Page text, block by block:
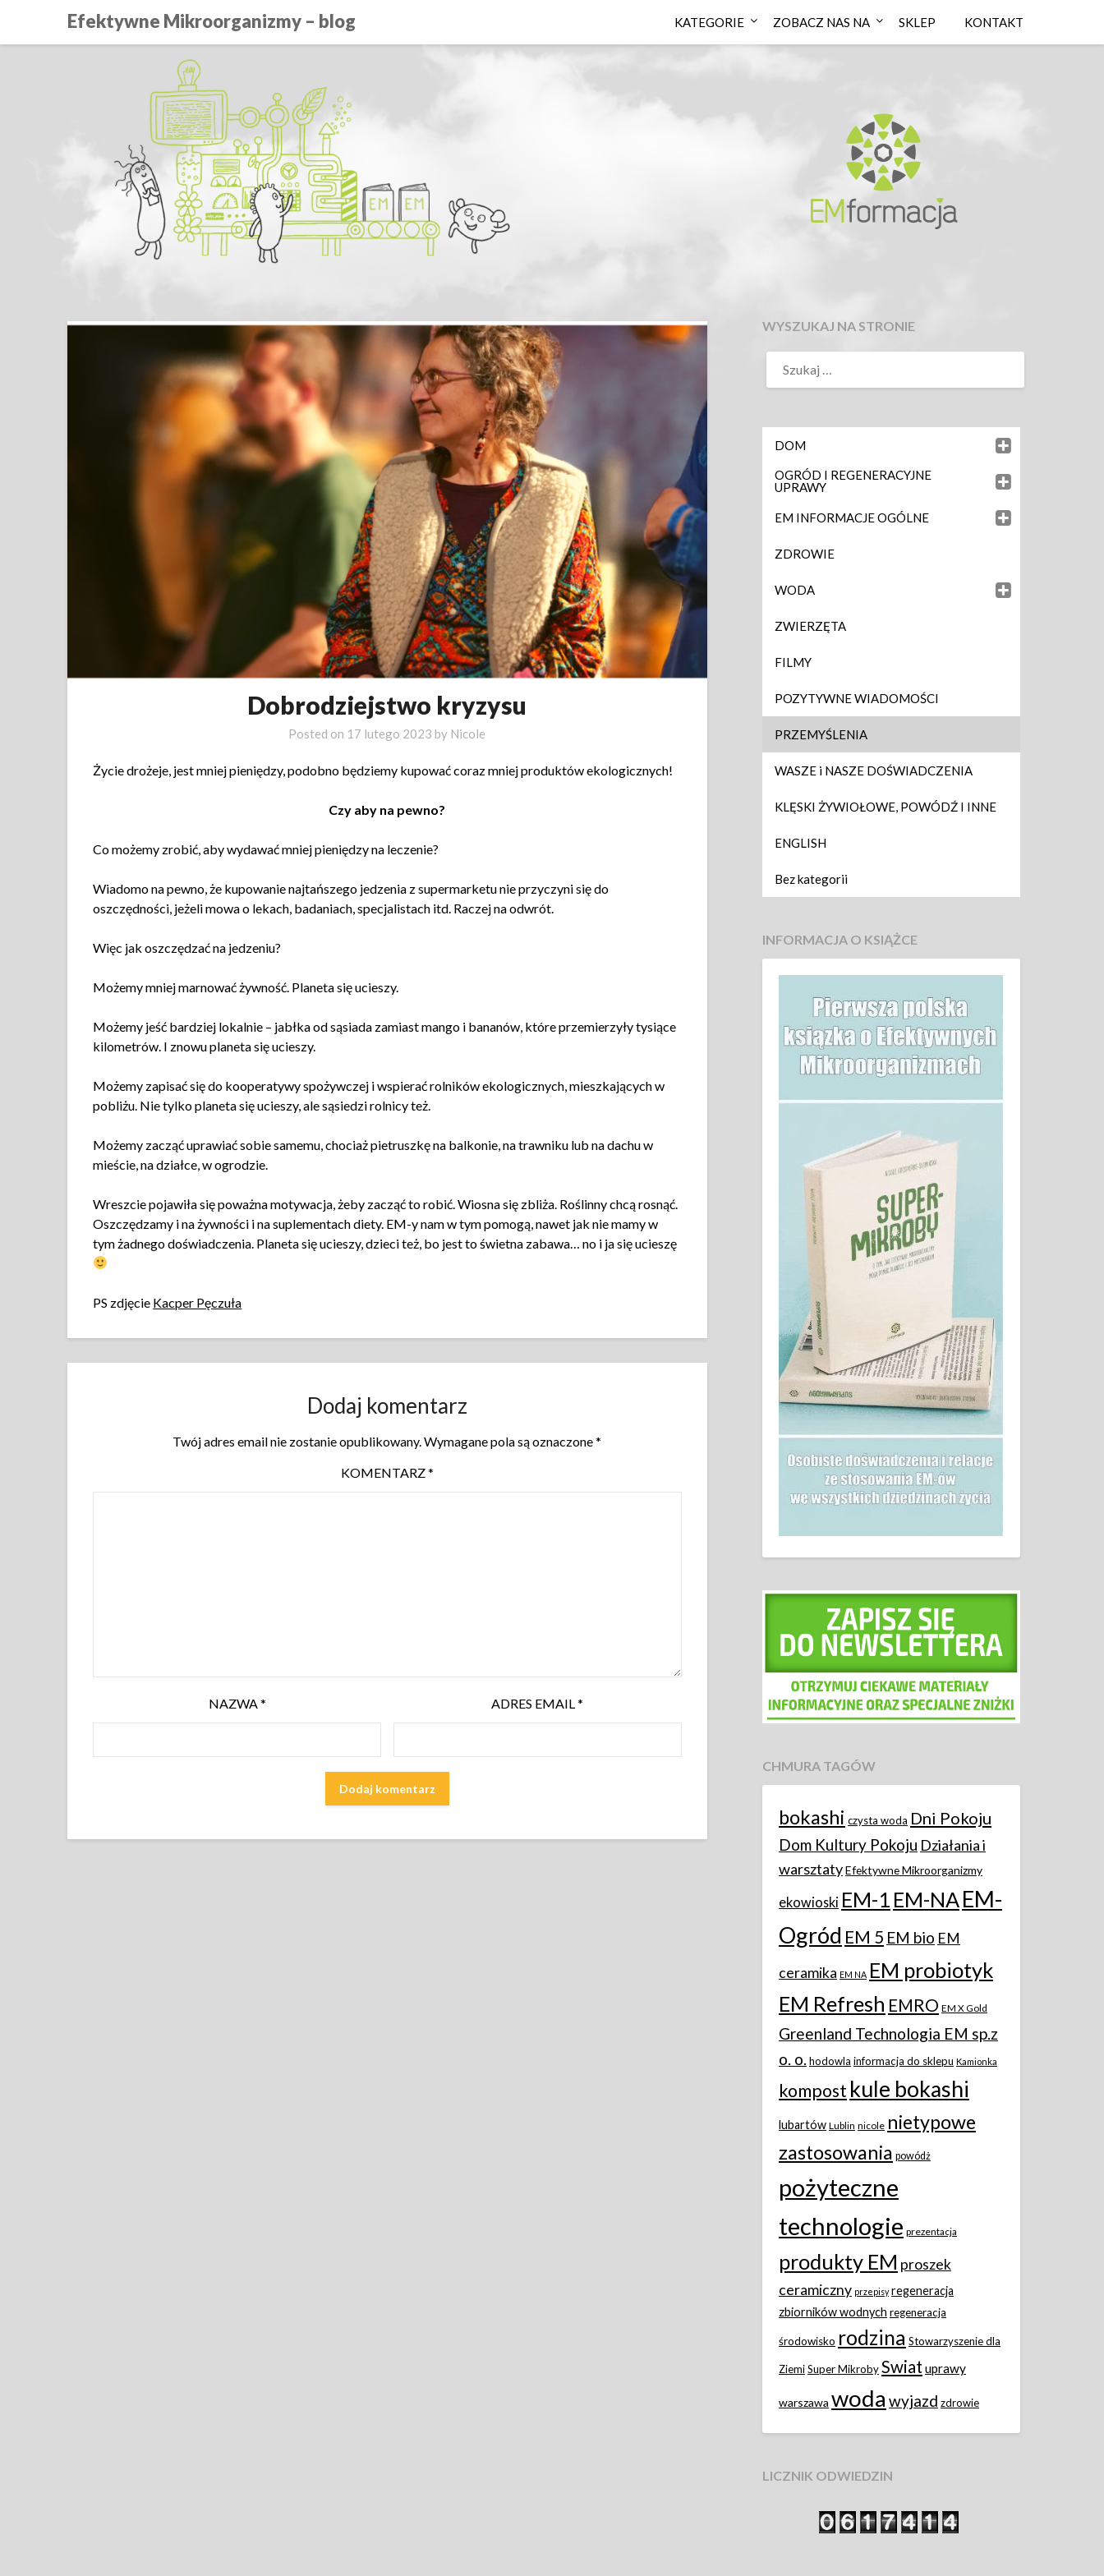
Efektywne Mikroorganizmy – blog KATEGORIE ZOBACZ NAS NA SKLEP KONTAKT
Dobrodziejstwo kryzysu
Posted on 17 lutego 2023 by Nicole
Życie drożeje, jest mniej pieniędzy, podobno będziemy kupować coraz mniej produktów ekologicznych!
Czy aby na pewno?
Co możemy zrobić, aby wydawać mniej pieniędzy na leczenie?
Wiadomo na pewno, że kupowanie najtańszego jedzenia z supermarketu nie przyczyni się do
oszczędności, jeżeli mowa o lekach, badaniach, specjalistach itd. Raczej na odwrót.
Więc jak oszczędzać na jedzeniu?
Możemy mniej marnować żywność. Planeta się ucieszy.
Możemy jeść bardziej lokalnie – jabłka od sąsiada zamiast mango i bananów, które przemierzyły tysiące
kilometrów. I znowu planeta się ucieszy.
Możemy zapisać się do kooperatywy spożywczej i wspierać rolników ekologicznych, mieszkających w
pobliżu. Nie tylko planeta się ucieszy, ale sąsiedzi rolnicy też.
Możemy zacząć uprawiać sobie samemu, chociaż pietruszkę na balkonie, na trawniku lub na dachu w
mieście, na działce, w ogrodzie.
Wreszcie pojawiła się poważna motywacja, żeby zacząć to robić. Wiosna się zbliża. Roślinny chcą rosnąć.
Oszczędzamy i na żywności i na suplementach diety. EM-y nam w tym pomogą, nawet jak nie mamy w
tym żadnego doświadczenia. Planeta się ucieszy, dzieci też, bo jest to świetna zabawa… no i ja się ucieszę
PS zdjęcie Kacper Pęczuła
Dodaj komentarz
Twój adres email nie zostanie opublikowany.Wymagane pola są oznaczone*
KOMENTARZ*
NAZWA* ADRES EMAIL*
WYSZUKAJ NA STRONIE
DOM
OGRÓD I REGENERACYJNE
UPRAWY
EM INFORMACJE OGÓLNE
ZDROWIE
WODA
ZWIERZĘTA
FILMY
POZYTYWNE WIADOMOŚCI
PRZEMYŚLENIA
WASZE i NASZE DOŚWIADCZENIA
KLĘSKI ŻYWIOŁOWE, POWÓDŹ I INNE
ENGLISH
Bez kategorii
INFORMACJA O KSIĄŻCE
CHMURA TAGÓW
bokashi czysta woda Dni Pokoju
Dom Kultury Pokoju Działania i
warsztatyEfektywne Mikroorganizmy
ekowioski EM-1 EM-NAEM-
Ogród EM 5 EM bio EM
ceramika EM NA EM probiotyk
EM Refresh EMRO EM X Gold
Greenland Technologia EM sp.z
o. o.hodowla informacja do sklepu Kamionka
kompost kule bokashi
lubartów Lublin nicole nietypowe
zastosowania powódż
pożyteczne
technologie prezentacja
produkty EM proszek
ceramiczny przepisy regeneracja
zbiorników wodnych regeneracja
środowisko rodzina Stowarzyszenie dla
ZiemiSuper MikrobySwiat uprawy
warszawa woda wyjazd zdrowie
LICZNIK ODWIEDZIN